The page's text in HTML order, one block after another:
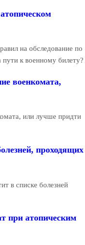
на обследование по
пути к военному билету?
военкомата,
или лучше придти
проходящих
в списке болезней
при атопическим